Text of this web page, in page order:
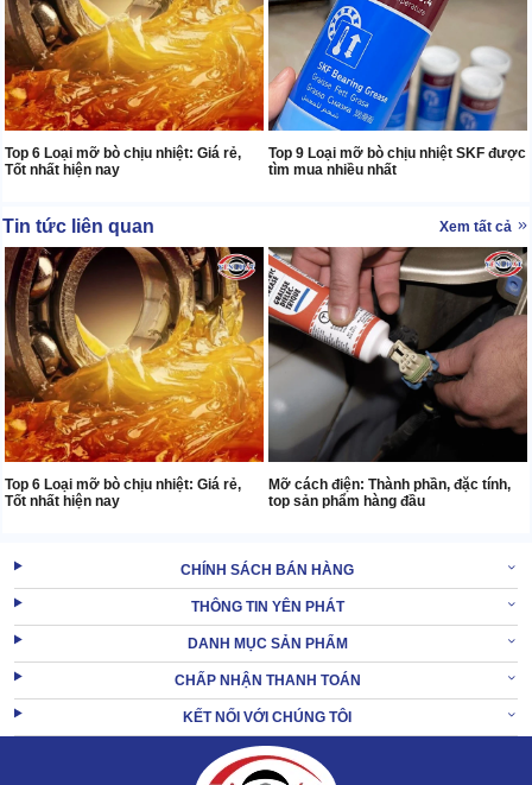
Top 6 Loại mỡ bò chịu nhiệt: Giá rẻ,
Tốt nhất hiện nay
Top 9 Loại mỡ bò chịu nhiệt SKF được
tìm mua nhiều nhất
Tin tức liên quan Xem tất cả
Top 6 Loại mỡ bò chịu nhiệt: Giá rẻ,
Tốt nhất hiện nay
Mỡ cách điện: Thành phần, đặc tính,
top sản phẩm hàng đầu
CHÍNH SÁCH BÁN HÀNG
THÔNG TIN YÊN PHÁT
DANH MỤC SẢN PHẨM
CHẤP NHẬN THANH TOÁN
KẾT NỐI VỚI CHÚNG TÔI